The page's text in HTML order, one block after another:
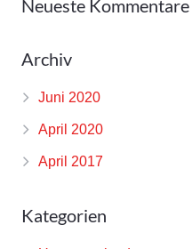
Neueste Kommentare
Archiv
Juni 2020
April 2020
April 2017
Kategorien